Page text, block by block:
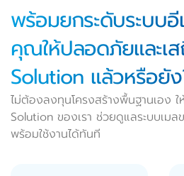
พร้อมยกระดับระบบ
คุณให้ปลอดภัยและเ
Solution แล้วหรือยั
ไม่ต้องลงทุนโครงสร้างพื้นฐานเอง
Solution ของเรา ช่วยดูแลระบบเม
พร้อมใช้งานได้ทันที